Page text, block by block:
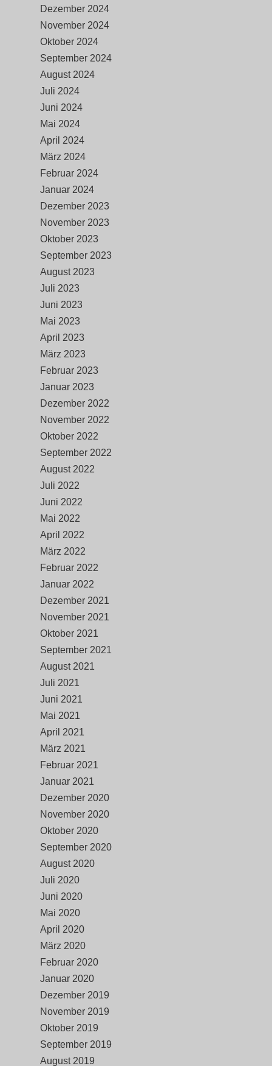
Dezember 2024
November 2024
Oktober 2024
September 2024
August 2024
Juli 2024
Juni 2024
Mai 2024
April 2024
März 2024
Februar 2024
Januar 2024
Dezember 2023
November 2023
Oktober 2023
September 2023
August 2023
Juli 2023
Juni 2023
Mai 2023
April 2023
März 2023
Februar 2023
Januar 2023
Dezember 2022
November 2022
Oktober 2022
September 2022
August 2022
Juli 2022
Juni 2022
Mai 2022
April 2022
März 2022
Februar 2022
Januar 2022
Dezember 2021
November 2021
Oktober 2021
September 2021
August 2021
Juli 2021
Juni 2021
Mai 2021
April 2021
März 2021
Februar 2021
Januar 2021
Dezember 2020
November 2020
Oktober 2020
September 2020
August 2020
Juli 2020
Juni 2020
Mai 2020
April 2020
März 2020
Februar 2020
Januar 2020
Dezember 2019
November 2019
Oktober 2019
September 2019
August 2019